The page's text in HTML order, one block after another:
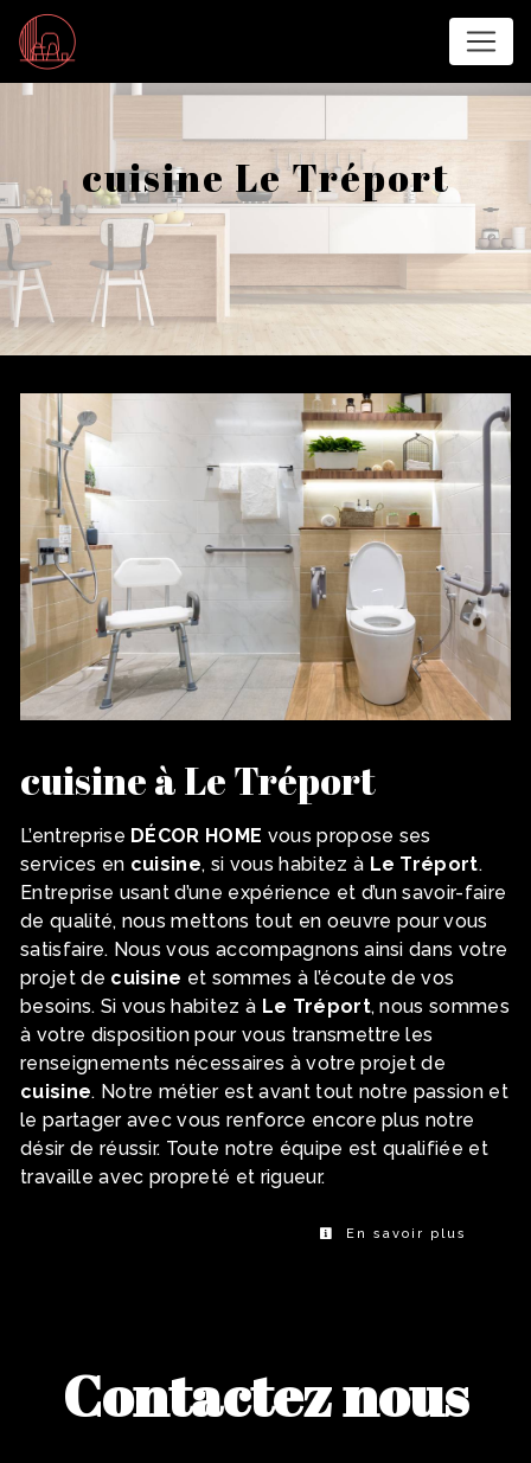
cuisine Le Tréport
cuisine à Le Tréport
L’entreprise DÉCOR HOME vous propose ses
services en cuisine, si vous habitez à Le Tréport.
Entreprise usant d’une expérience et d’un savoir-faire
de qualité, nous mettons tout en oeuvre pour vous
satisfaire. Nous vous accompagnons ainsi dans votre
projet de cuisine et sommes à l’écoute de vos
besoins. Si vous habitez à Le Tréport, nous sommes
à votre disposition pour vous transmettre les
renseignements nécessaires à votre projet de
cuisine. Notre métier est avant tout notre passion et
le partager avec vous renforce encore plus notre
désir de réussir. Toute notre équipe est qualifiée et
travaille avec propreté et rigueur.
En savoir plus
Contactez nous
Panneau de gestion des cookies